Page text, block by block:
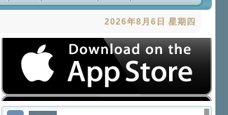
2026年8月6日 星期四